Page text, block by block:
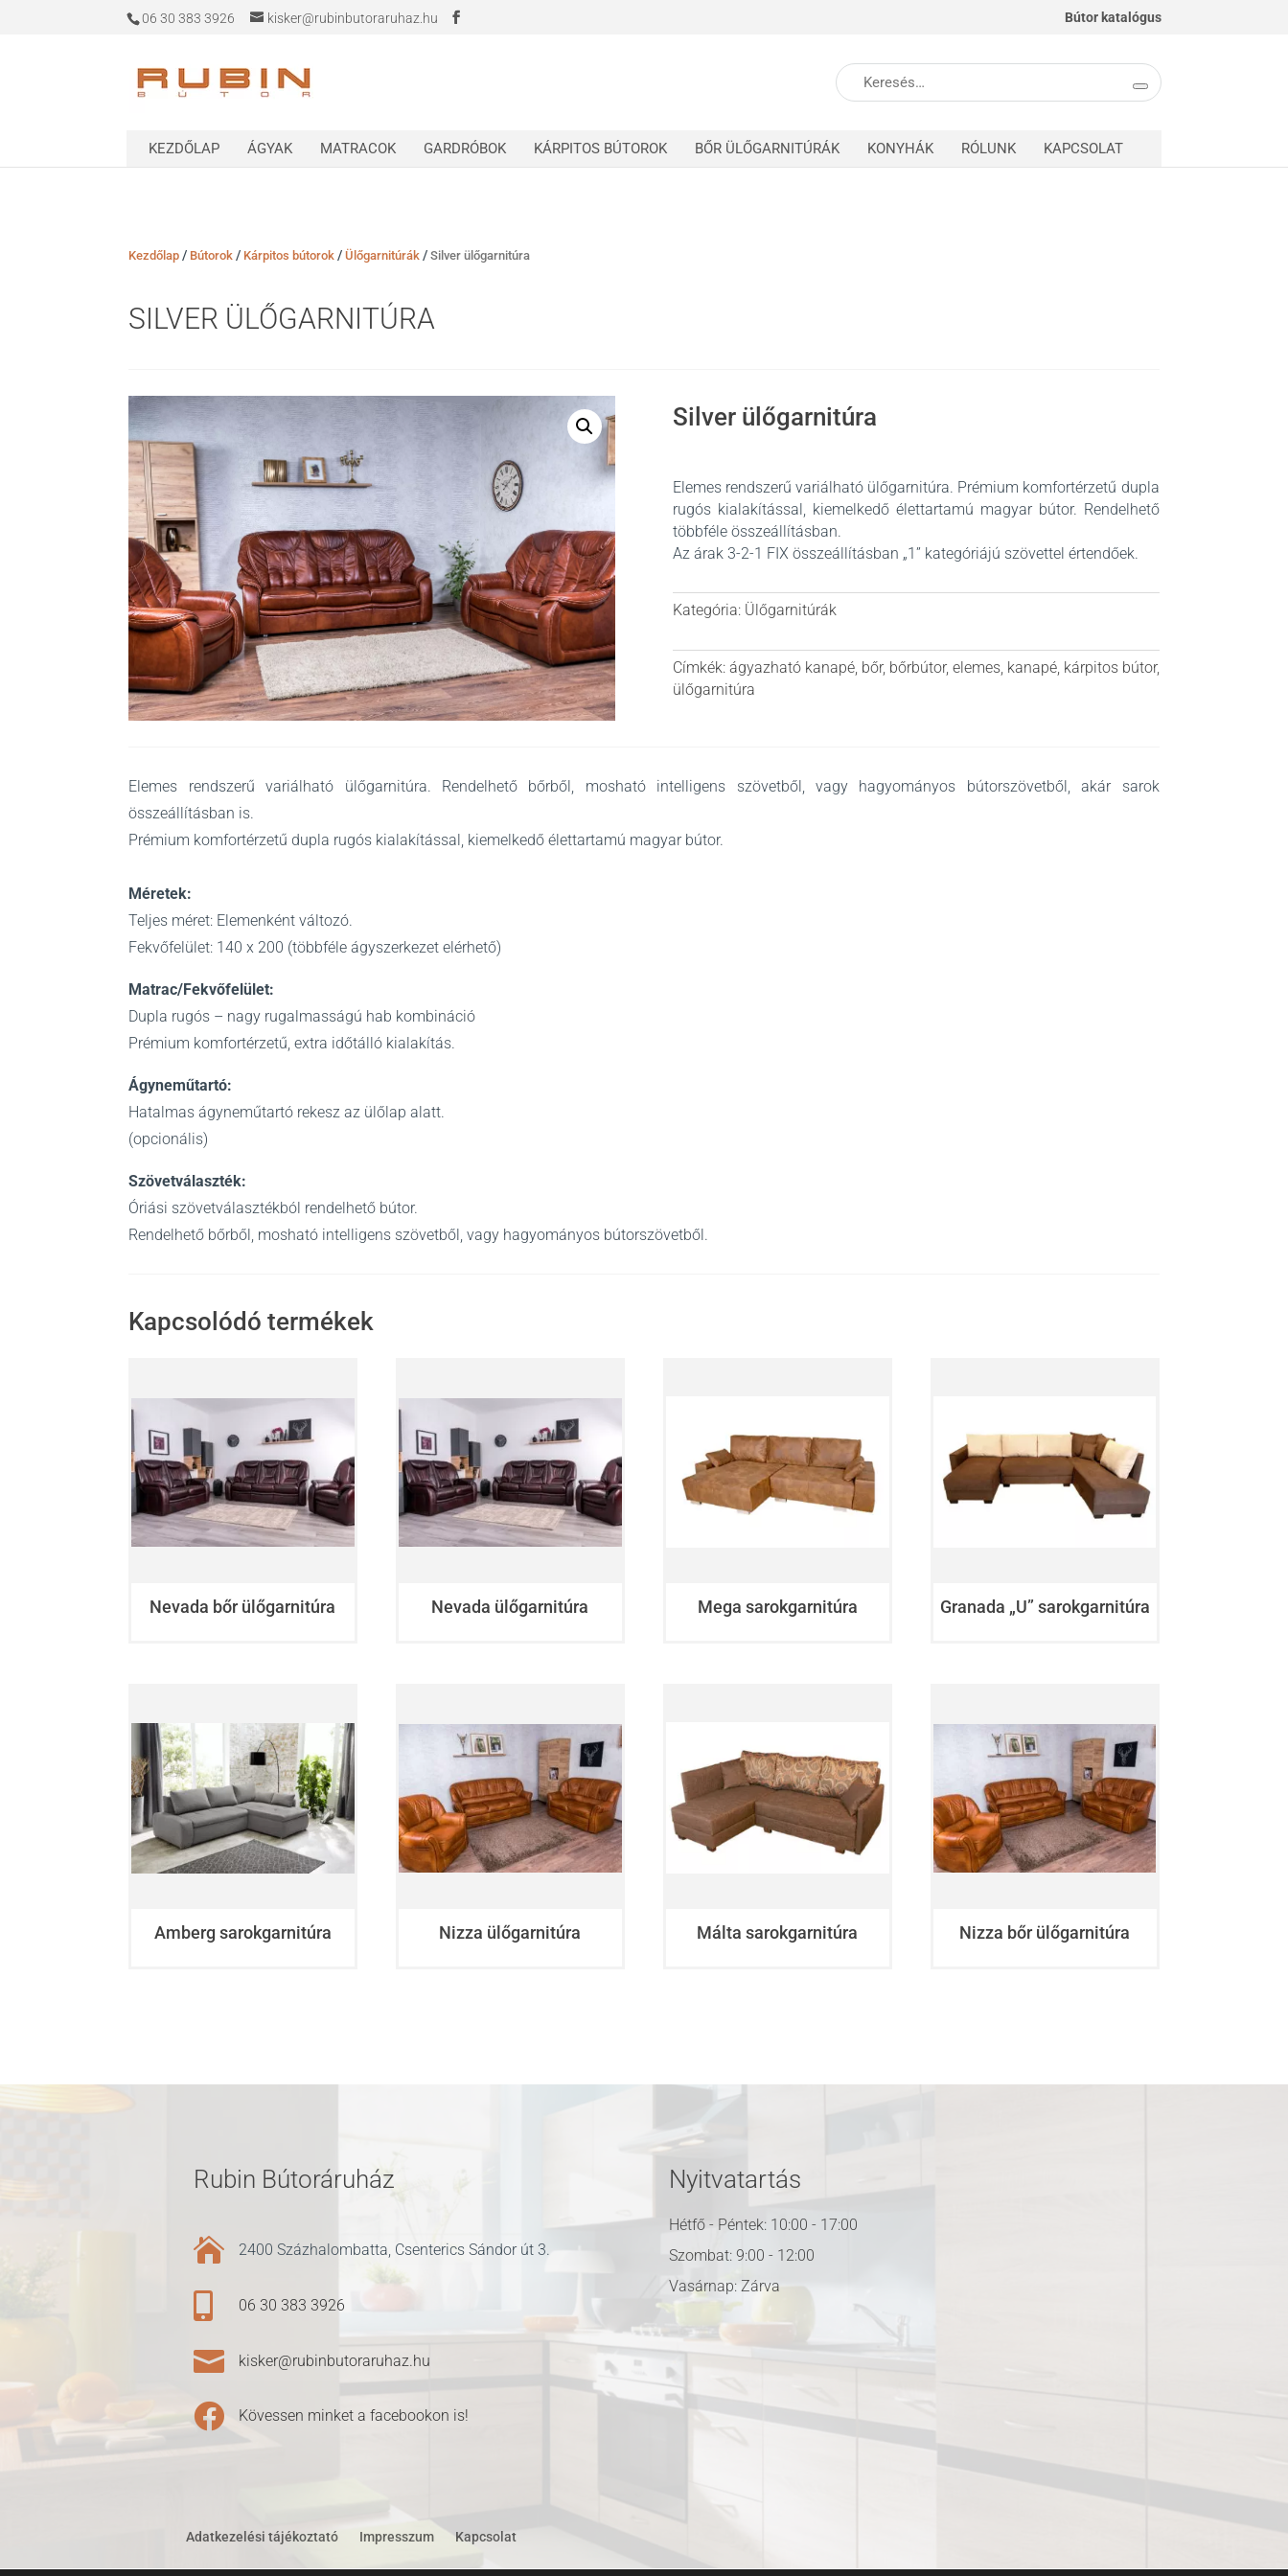
06 30 383 3926 kisker@rubinbutoraruhaz.hu Bútor katalógus
Keresés
a
KEZDŐLAP
ÁGYAK MATRACOK GARDRÓBOK KÁRPITOS BÚTOROK BŐR ÜLŐGARNITÚRÁK KONYHÁK RÓLUNK KAPCSOLAT
Kezdőlap / Bútorok / Kárpitos bútorok /Ülőgarnitúrák /Silver ülőgarnitúra
SILVER ÜLŐGARNITÚRA
Silver ülőgarnitúra
Elemes rendszerű variálható ülőgarnitúra. Prémium komfortérzetű dupla
rugós kialakítással, kiemelkedő élettartamú magyar bútor. Rendelhető
többféle összeállításban.
Az árak 3-2-1 FIX összeállításban „1” kategóriájú szövettel értendőek.
Kategória: Ülőgarnitúrák
Címkék: ágyazható kanapé, bőr, bőrbútor, elemes, kanapé, kárpitos bútor,
ülőgarnitúra
Elemes rendszerű variálható ülőgarnitúra. Rendelhető bőrből, mosható intelligens szövetből, vagy hagyományos bútorszövetből, akár sarok
összeállításban is.
Prémium komfortérzetű dupla rugós kialakítással, kiemelkedő élettartamú magyar bútor.
Méretek:
Teljes méret: Elemenként változó.
Fekvőfelület: 140 x 200 (többféle ágyszerkezet elérhető)
Matrac/Fekvőfelület:
Dupla rugós – nagy rugalmasságú hab kombináció
Prémium komfortérzetű, extra időtálló kialakítás.
Ágyneműtartó:
Hatalmas ágyneműtartó rekesz az ülőlap alatt.
(opcionális)
Szövetválaszték:
Óriási szövetválasztékból rendelhető bútor.
Rendelhető bőrből, mosható intelligens szövetből, vagy hagyományos bútorszövetből.
Kapcsolódó termékek
Nevada bőr ülőgarnitúra Nevada ülőgarnitúra Mega sarokgarnitúra Granada „U” sarokgarnitúra
Amberg sarokgarnitúra Nizza ülőgarnitúra Málta sarokgarnitúra Nizza bőr ülőgarnitúra
Rubin Bútoráruház
 2400 Százhalombatta, Csenterics Sándor út 3.
 06 30 383 3926
 kisker@rubinbutoraruhaz.hu
 Kövessen minket a facebookon is!
Nyitvatartás
Hétfő - Péntek: 10:00 - 17:00
Szombat: 9:00 - 12:00
Vasárnap: Zárva
Adatkezelési tájékoztató Impresszum Kapcsolat